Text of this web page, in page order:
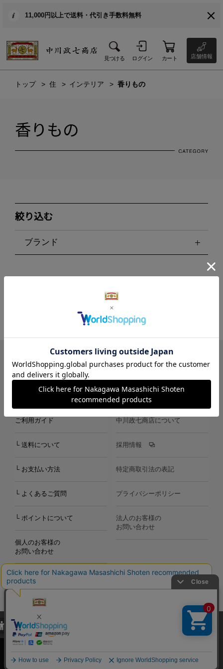
11,000円以上で送料・代引き手数料無料
見つける ログイン カート 店舗情報
トップ 住 インテリア 香りもの
香りもの
絞り込む
ブランド
LINE Instagram X Facebook メールマガジン
ご利用ガイド
└ 送料について
└ お支払い方法
└ よくあるご質問
└ ポイントについて
個人のお客様の
お問い合わせ
中川政七商店について
採用情報
特定商取引法の表記
プライバシーポリシー
法人のお客様の
お問い合わせ
Copyright©2000-2026
Nakagawa Masashichi Shoten All Rights Reserved.
当サイトでは、当サイト内における閲覧履歴・属性情報などの取得およ
び利便性向上のためにクッキー（Cookie）を使用いたします。詳細に
関しては「プライバシーポリシー
承諾する